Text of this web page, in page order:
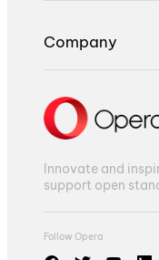
Company
Innovate and
support open
Follow Opera